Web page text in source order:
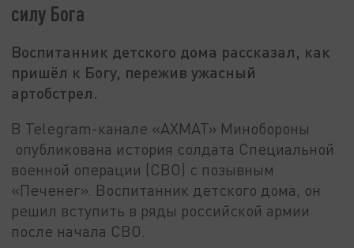
силу Бога
Воспитанник детского дома рассказал, как
пришёл к Богу, пережив ужасный
артобстрел.
В Telegram-канале «АХМАТ» Минобороны
опубликована история солдата Специальной
военной операции (СВО) с позывным
«Печенег». Воспитанник детского дома, он
решил вступить в ряды российской армии
после начала СВО.